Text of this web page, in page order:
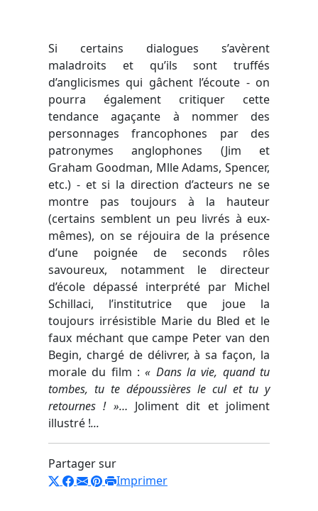
Si certains dialogues s’avèrent
maladroits et qu’ils sont truffés
d’anglicismes qui gâchent l’écoute - on
pourra également critiquer cette
tendance agaçante à nommer des
personnages francophones par des
patronymes anglophones (Jim et
Graham Goodman, Mlle Adams, Spencer,
etc.) - et si la direction d’acteurs ne se
montre pas toujours à la hauteur
(certains semblent un peu livrés à eux-
mêmes), on se réjouira de la présence
d’une poignée de seconds rôles
savoureux, notamment le directeur
d’école dépassé interprété par Michel
Schillaci, l’institutrice que joue la
toujours irrésistible Marie du Bled et le
faux méchant que campe Peter van den
Begin, chargé de délivrer, à sa façon, la
morale du film :« Dans la vie, quand tu
tombes, tu te dépoussières le cul et tu y
retournes ! »… Joliment dit et joliment
illustré !...
Partager sur
Imprimer